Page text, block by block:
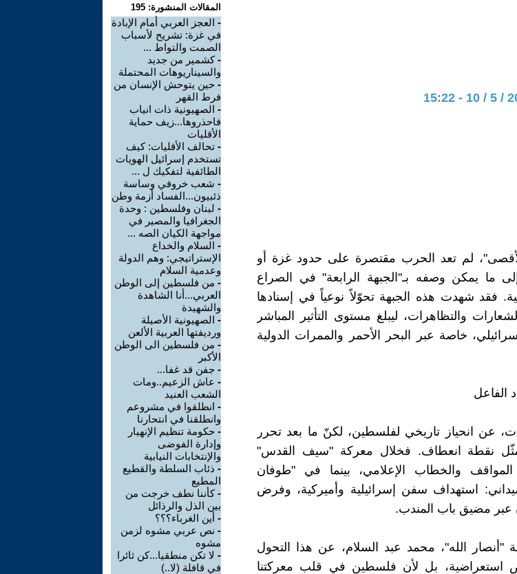
لم تعد الحرب مقتصرة على حدود غزة أو
ما يمكن وصفه بـ"الجبهة الرابعة" في الصراع
فقد شهدت هذه الجبهة تحوّلاً نوعياً في إسنادها
والتظاهرات، ليبلغ مستوى التأثير المباشر
خاصة عبر البحر الأحمر والممرات الدولية
الفاعل
عن انحياز تاريخي لفلسطين، لكنّ ما بعد تحرر
مثّل نقطة انعطاف. فخلال معركة "سيف القدس"
المواقف والخطاب الإعلامي، بينما في "طوفان
استهداف سفن إسرائيلية وأميركية، وفرض
عبر مضيق باب المندب.
الله"، محمد عبد السلام، عن هذا التحول
استعراضية، بل لأن فلسطين في قلب معركتنا
المقالات المنشورة: 195
- العجز العربي أمام الإبادة
في غزة: تشريح لأسباب
الصمت والتواط ...
-كشمير من جديد
والسيناريوهات المحتملة
- حين يتوحش الإنسان من
فرط القهر
- الصهيونية ذات انياب
فاحذروها...زيف حماية
الأقليات
- تحالف الأقليات: كيف
تستخدم إسرائيل الهويات
الطائفية لتفكيك ل ...
- شعب خروفي وساسة
ذئبيون...الفساد أزمة وطن
- لبنان وفلسطين : وحدة
الجغرافيا والمصير في
مواجهة الكيان الصه ...
- السلام والخداع
الإستراتيجي: وهم الدولة
وعدمية السلام
- من فلسطين إلى الوطن
العربي...أنا الشاهدة
والشهيدة
- الصهيونية الأصيلة
ورديفتها العربية الألعن
- من فلسطين الى الوطن
الأكبر
- جفن قد غفا...
- عاش الزعيم..ومات
الشعب العنيد
- انطلقوا في مشروعم
وانطلقنا في انتحارنا
- حكومة تنظيم الإنهيار
وإدارة الفوضى
والإنتخابات النيابية
- ذئاب السلطة والقطيع
المطيع
-كأننا نطف خرجت من
بين الذل والرذائل
- أين الغرباء؟؟؟
- نص عربي مشوه لزمن
مشوه
- لا تكن منطقيا...كن ثائرا
في قافلة (لا..)